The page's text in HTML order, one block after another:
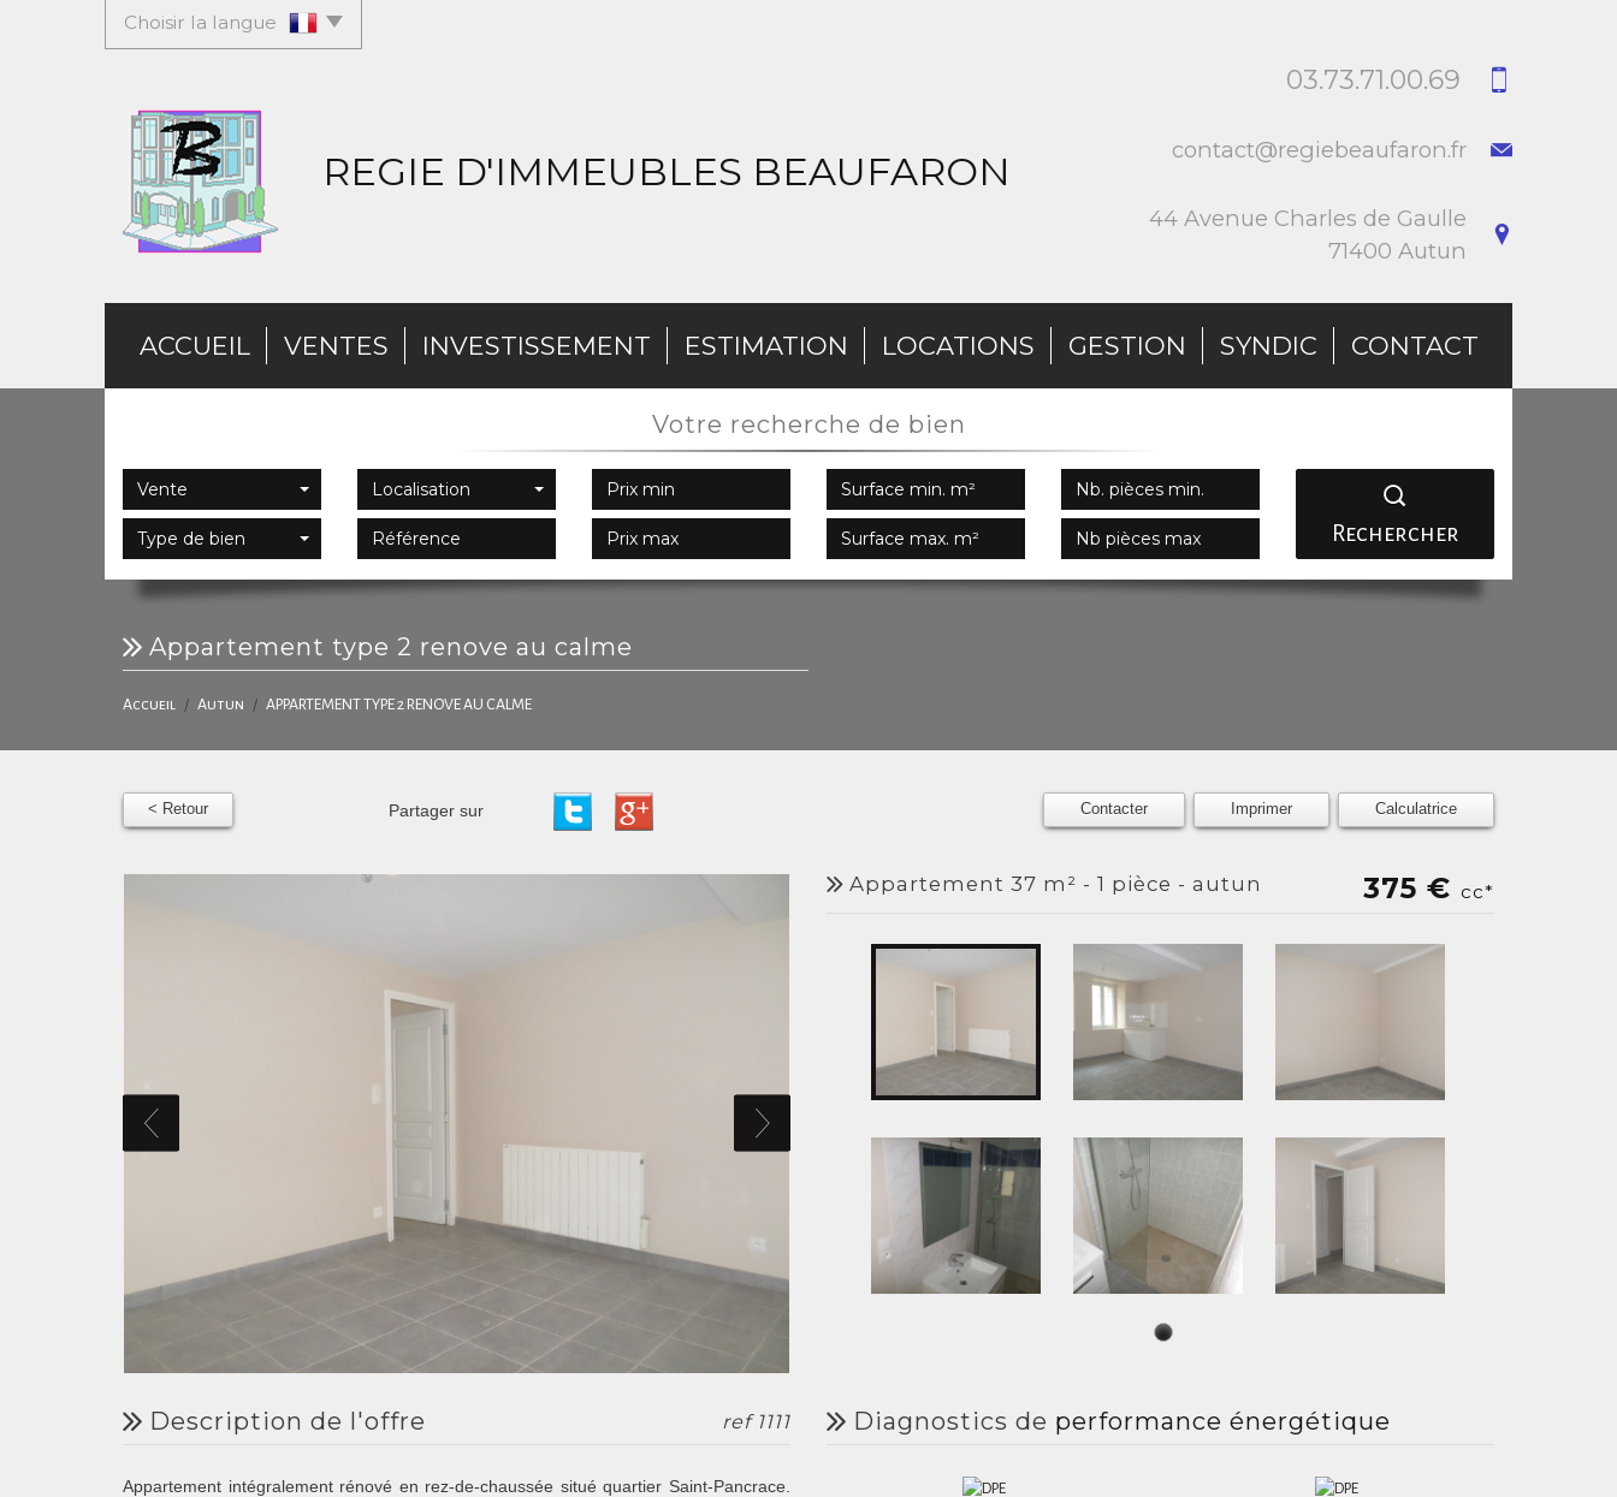
Choisir la langue
REGIE D'IMMEUBLES BEAUFARON
03.73.71.00.69
contact@regiebeaufaron.fr
44 Avenue Charles de Gaulle
71400 Autun
ACCUEIL VENTES INVESTISSEMENT ESTIMATION LOCATIONS GESTION SYNDIC CONTACT
votre recherche de bien
Vente
Type de bien
Localisation
Rechercher
appartement type 2 renove au calme
Accueil Autun APPARTEMENT TYPE 2 RENOVE AU CALME
< Retour Partager sur Contacter Imprimer Calculatrice
appartement 37 m² - 1 pièce - autun 375 € cc*
description de l'offre ref 1111
Appartement intégralement rénové en rez-de-chaussée situé quartier Saint-Pancrace.
diagnostics de performance énergétique